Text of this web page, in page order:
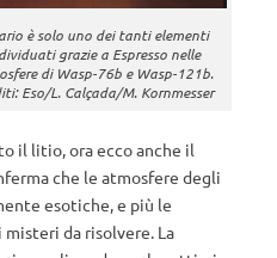
è solo uno dei tanti elementi
grazie a Espresso nelle
di Wasp-76b e Wasp-121b.
Eso/L. Calçada/M. Kornmesser
il litio, ora ecco anche il
che le atmosfere degli
esotiche, e più le
da risolvere. La